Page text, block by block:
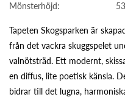
Mönsterhöjd:
Tapeten Skogsparken är
från det vackra skuggspelet
valnötsträd. Ett modernt,
en diffus, lite poetisk känsla.
bidrar till det lugna,